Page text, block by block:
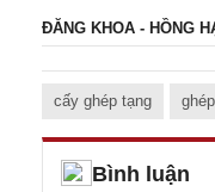
ĐĂNG KHOA - HỒNG
cấy ghép tạng
Bình luận